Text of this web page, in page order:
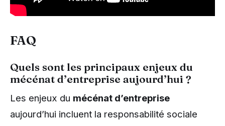
FAQ
Quels sont les principaux enjeux du
mécénat d’entreprise aujourd’hui ?
Les enjeux du mécénat d’entreprise
aujourd’hui incluent la responsabilité sociale